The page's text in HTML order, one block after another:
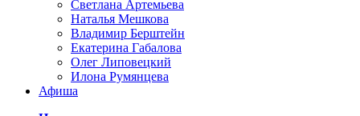
Светлана Артемьева
Наталья Мешкова
Владимир Берштейн
Екатерина Габалова
Олег Липовецкий
Илона Румянцева
Афиша